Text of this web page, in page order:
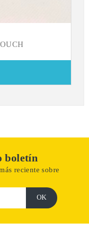
boletín
reciente sobre